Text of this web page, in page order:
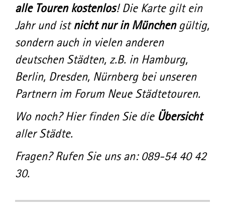
alle Touren kostenlos! Die Karte gilt ein
Jahr und istnicht nur in Münchengültig,
sondern auch in vielen anderen
deutschen Städten, z.B. in Hamburg,
Berlin, Dresden, Nürnberg bei unseren
Partnern im Forum Neue Städtetouren.
Wo noch? Hier finden Sie die Übersicht
aller Städte.
Fragen? Rufen Sie uns an: 089-54 40 42
30.